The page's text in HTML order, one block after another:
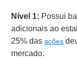
Nível 1: Possui
adicionais ao
25% dasações
mercado.